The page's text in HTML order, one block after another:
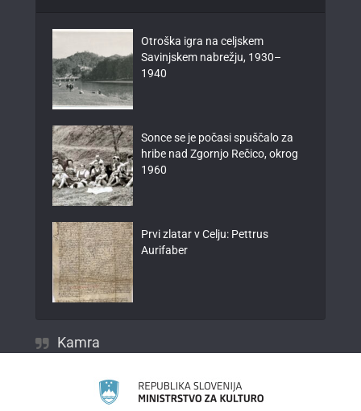
Otroška igra na celjskem
Savinjskem nabrežju, 1930–
1940
Sonce se je počasi spuščalo za
hribe nad Zgornjo Rečico, okrog
1960
Prvi zlatar v Celju: Pettrus
Aurifaber
Kamra